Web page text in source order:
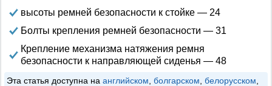
высоты ремней безопасности к стойке — 24
Болты крепления ремней безопасности — 31
Крепление механизма натяжения ремня
безопасности к направляющей сиденья — 48
Эта статья доступна на английском болгарском белорусском